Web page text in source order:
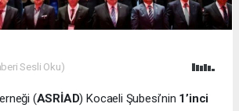
Sesli Oku)
(ASRİAD) Kocaeli Şubesi’nin 1’inci